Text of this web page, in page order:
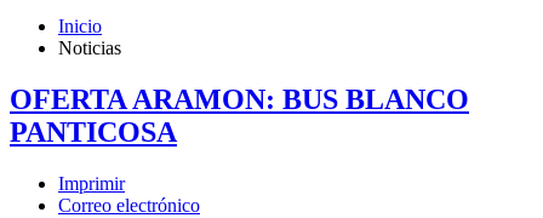
Inicio
Noticias
OFERTA ARAMON: BUS BLANCO
PANTICOSA
Imprimir
Correo electrónico